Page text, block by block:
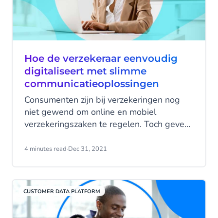
Hoe de verzekeraar eenvoudig
digitaliseert met slimme
communicatieoplossingen
Consumenten zijn bij verzekeringen nog
niet gewend om online en mobiel
verzekeringszaken te regelen. Toch geven
verzekeraars overal en altijd bereikbaar
onder 70 bestuurders van internationale
verzekeraars blijkt dat ze dit maar al te
goed weten. Ze verwachten zelfs een
4 minutes read·Dec 31, 2021
CUSTOMER DATA PLATFORM